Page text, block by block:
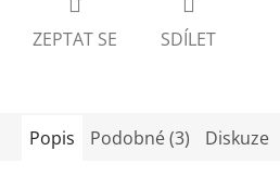
ZEPTAT SE SDÍLET
Popis Podobné (3) Diskuze